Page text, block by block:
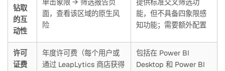
钻取
的互
动性
单击象限 → 筛选报告页
面，查看该区域的原生风
险
提供标准交叉筛选功
能，但不具备四象限感
知功能；需要额外配置
许可
证费
年度许可费（每个用户或
通过 LeapLytics 商店获得
包括在 Power BI
Desktop 和 Power BI